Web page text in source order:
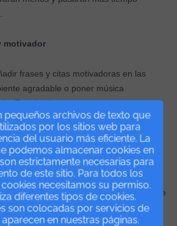
pequeños archivos de texto que
por los sitios web para
del usuario más eficiente. La
podemos almacenar cookies en
estrictamente necesarias para
de este sitio. Para todos los
necesitamos su permiso.
diferentes tipos de cookies.
son colocadas por servicios de
en nuestras páginas.
motivador
frases y citas motivadoras en las
agradable o poner música
Esto hará a
en casay estar motivados a la hora de
que forma parte de nuestro equipo y que
objetivos, habrás ganadao.